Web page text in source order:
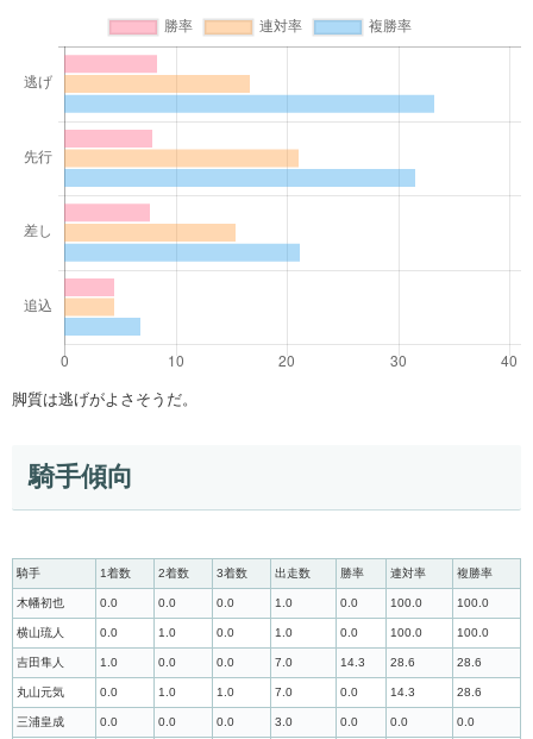
脚質は逃げがよさそうだ。
騎手傾向
騎手 1着数 2着数 3着数 出走数 勝率 連対率 複勝率
木幡初也 0.0 0.0 0.0 1.0 0.0 100.0 100.0
横山琉人 0.0 1.0 0.0 1.0 0.0 100.0 100.0
吉田隼人 1.0 0.0 0.0 7.0 14.3 28.6 28.6
丸山元気 0.0 1.0 1.0 7.0 0.0 14.3 28.6
三浦皇成 0.0 0.0 0.0 3.0 0.0 0.0 0.0